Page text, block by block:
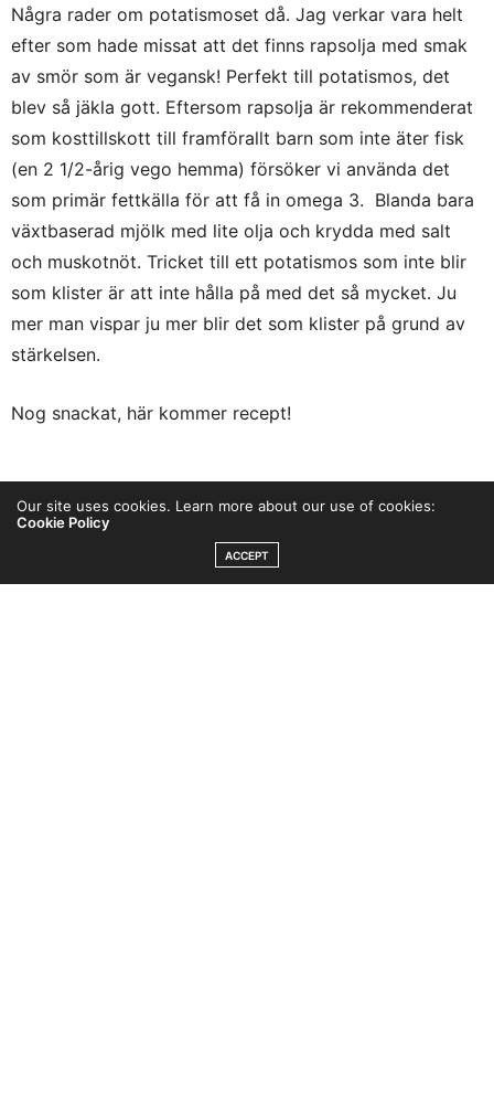
Några rader om potatismoset då. Jag verkar vara helt
efter som hade missat att det finns rapsolja med smak
av smör som är vegansk! Perfekt till potatismos, det
blev så jäkla gott. Eftersom rapsolja är rekommenderat
som kosttillskott till framförallt barn som inte äter fisk
(en 2 1/2-årig vego hemma) försöker vi använda det
som primär fettkälla för att få in omega 3. Blanda bara
växtbaserad mjölk med lite olja och krydda med salt
och muskotnöt. Tricket till ett potatismos som inte blir
som klister är att inte hålla på med det så mycket. Ju
mer man vispar ju mer blir det som klister på grund av
stärkelsen.
Nog snackat, här kommer recept!
Our site uses cookies. Learn more about our use of cookies:
Cookie Policy
ACCEPT